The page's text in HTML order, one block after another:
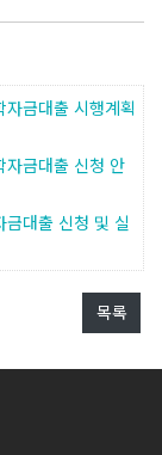
금대출 시행계획
금대출 신청 안
대출 신청 및 실
목록